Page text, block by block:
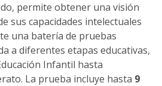
permite obtener una visión
sus capacidades intelectuales
una batería de pruebas
a diferentes etapas educativas,
Infantil hasta
La prueba incluye hasta 9